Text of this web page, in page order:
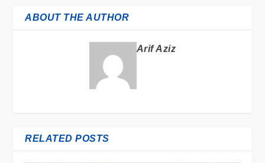
ABOUT THE AUTHOR
Arif Aziz
RELATED POSTS